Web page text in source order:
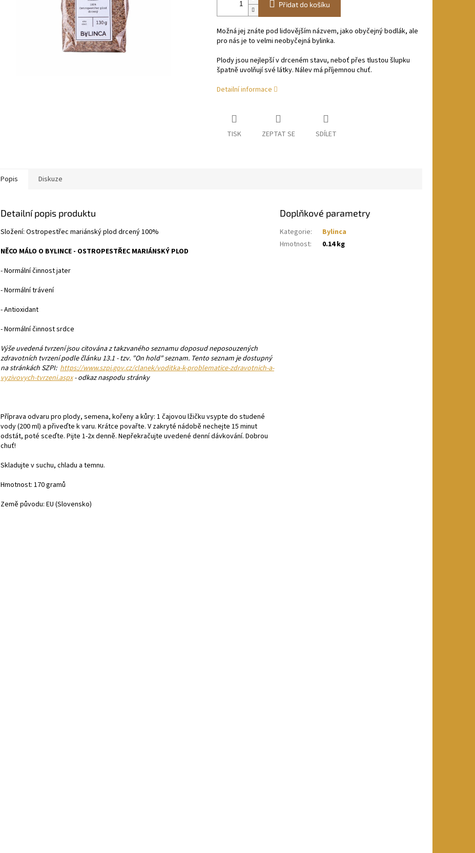
Přidat do košíku
Možná jej znáte pod lidovějším názvem, jako obyčejný bodlák, ale
pro nás je to velmi neobyčejná bylinka.
Plody jsou nejlepší v drceném stavu, neboť přes tlustou šlupku
špatně uvolňují své látky. Nálev má příjemnou chuť.
Detailní informace
TISK ZEPTAT SE SDÍLET
Popis Diskuze
Detailní popis produktu
Složení: Ostropestřec mariánský plod drcený 100%
NĚCO MÁLO O BYLINCE - OSTROPESTŘEC MARIÁNSKÝ PLOD
- Normální činnost jater
- Normální trávení
- Antioxidant
- Normální činnost srdce
Výše uvedená tvrzení jsou citována z takzvaného seznamu doposud neposouzených
zdravotních tvrzení podle článku 13.1 - tzv. "On hold" seznam. Tento seznam je dostupný
na stránkách SZPI: https://www.szpi.gov.cz/clanek/voditka-k-problematice-zdravotnich-a-
vyzivovych-tvrzeni.aspx - odkaz naspodu stránky
Příprava odvaru pro plody, semena, kořeny a kůry: 1 čajovou lžičku vsypte do studené
vody (200 ml) a přiveďte k varu. Krátce povařte. V zakryté nádobě nechejte 15 minut
odstát, poté sceďte. Pijte 1-2x denně. Nepřekračujte uvedené denní dávkování. Dobrou
chuť!
Skladujte v suchu, chladu a temnu.
Hmotnost: 170 gramů
Země původu: EU (Slovensko)
Doplňkové parametry
Kategorie:
Bylinca
Hmotnost: 0.14 kg